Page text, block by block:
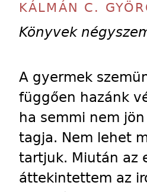
KÁLMÁN C.
Könyvek
A gyermek
függően hazánk
ha semmi nem
tagja. Nem lehet
tartjuk. Miután az
áttekintettem az